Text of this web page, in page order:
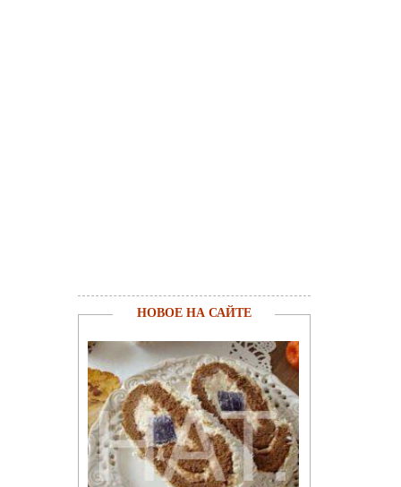
НОВОЕ НА САЙТЕ